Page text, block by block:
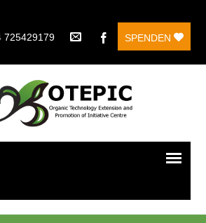
725429179 SPENDEN